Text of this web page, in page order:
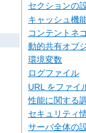
セクションの
キャッシュ機
コンテントネ
動的共有オブ
環境変数
ログファイル
URL をファイ
性能に関する
セキュリティ
サーバ全体の